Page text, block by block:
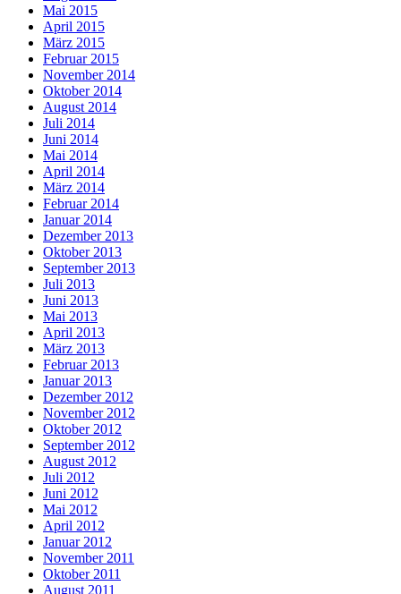
Mai 2015
April 2015
März 2015
Februar 2015
November 2014
Oktober 2014
August 2014
Juli 2014
Juni 2014
Mai 2014
April 2014
März 2014
Februar 2014
Januar 2014
Dezember 2013
Oktober 2013
September 2013
Juli 2013
Juni 2013
Mai 2013
April 2013
März 2013
Februar 2013
Januar 2013
Dezember 2012
November 2012
Oktober 2012
September 2012
August 2012
Juli 2012
Juni 2012
Mai 2012
April 2012
Januar 2012
November 2011
Oktober 2011
August 2011